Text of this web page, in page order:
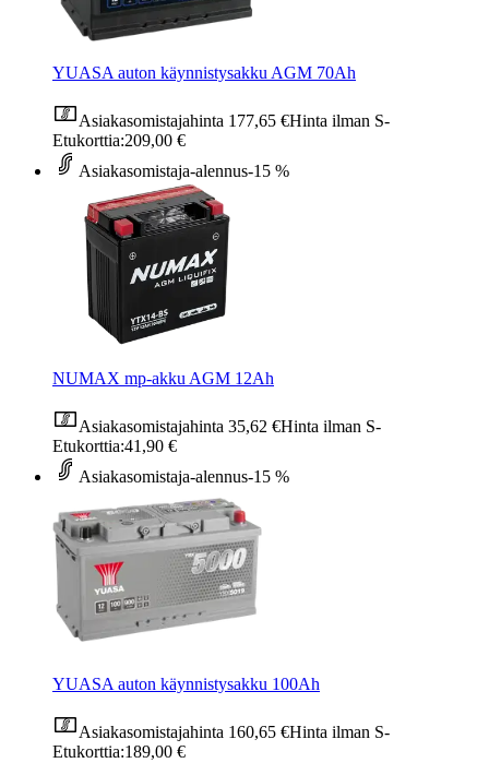
YUASA auton käynnistysakku AGM 70Ah
Asiakasomistajahinta 177,65 €Hinta ilman S-
Etukorttia:209,00 €
Asiakasomistaja-alennus-15 %
NUMAX mp-akku AGM 12Ah
Asiakasomistajahinta 35,62 €Hinta ilman S-
Etukorttia:41,90 €
Asiakasomistaja-alennus-15 %
YUASA auton käynnistysakku 100Ah
Asiakasomistajahinta 160,65 €Hinta ilman S-
Etukorttia:189,00 €